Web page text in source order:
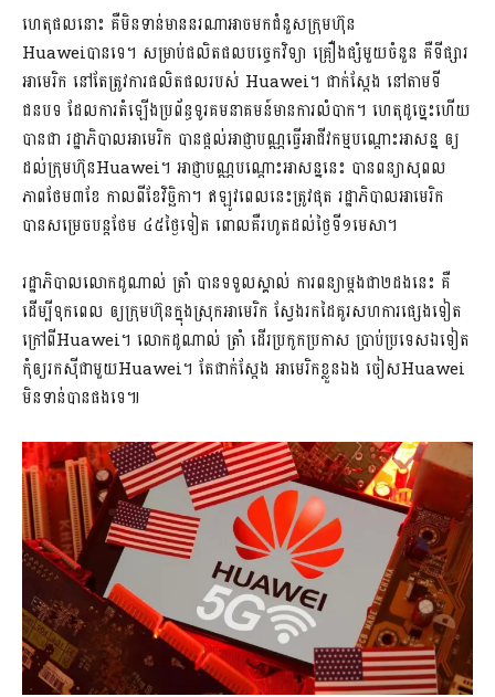
ហេតុផលនោះ គឺមិនទាន់មាននរណាអាចមកជំនួសក្រុមហ៊ុន
Huaweiបានទេ។ សម្រាប់ផលិតផល​បច្ចេកវិទ្យា គ្រឿងផ្សំមួយចំនួន គឺទីផ្សារ
អាមេរិក នៅតែត្រូវការ​ផលិតផលរបស់ Huawei។ ជាក់ស្តែង នៅតាមទី
ជនបទ ដែលការតំឡើងប្រព័ន្ធទូរគមនាគមន៍មានការលំបាក។ ហេតុដូច្នេះហើយ
បានជា រដ្ឋាភិបាលអាមេរិក បាន​ផ្តល់អាជ្ញាបណ្ណធ្វើអាជីវកម្មបណ្តោះអាសន្ន ឲ្យ
ដល់ក្រុមហ៊ុនHuawei។ អាជ្ញាបណ្ណបណ្តោះអាសន្ននេះ បាន​ពន្យា​សុពល
ភាពថែម៣ខែ កាលពីខែវិច្ឆិកា។ ឥឡូវពេលនេះត្រូវផុត រដ្ឋាភិបាលអាមេរិក
បានសម្រេចបន្តថែម ៤៥ថ្ងៃទៀត ពោលគឺរហូតដល់ថ្ងៃទី​១មេសា។
រដ្ឋាភិបាលលោកដូណាល់ ត្រាំ បានទទួលស្គាល់ ការពន្យាម្តងជា២ដងនេះ គឺ
ដើម្បីទុកពេល ឲ្យ​ក្រុមហ៊ុនក្នុងស្រុកអាមេរិក ស្វែងរកដៃគូរសហការផ្សេងទៀត
ក្រៅពីHuawei។ លោកដូណាល់ ត្រាំ ដើរប្រកូក​ប្រកាស ប្រាប់ប្រទេសឯទៀត
កុំឲ្យរកស៊ីជាមួយHuawei។ តែជាក់ស្តែង អាមេរិកខ្លួន​ឯង ចៀសHuawei
មិនទាន់បានផងទេ៕